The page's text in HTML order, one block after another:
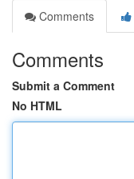
Comments
Comments
Submit a Comment
No HTML